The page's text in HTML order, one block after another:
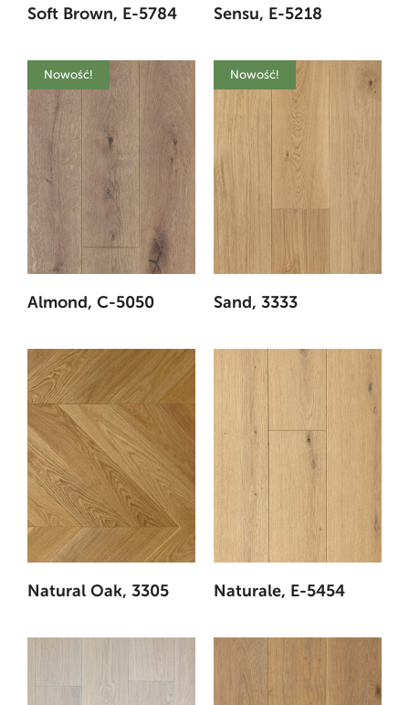
Soft Brown, E-5784 Sensu, E-5218
Nowość!
Almond, C-5050
Nowość!
Sand, 3333
Natural Oak, 3305 Naturale, E-5454